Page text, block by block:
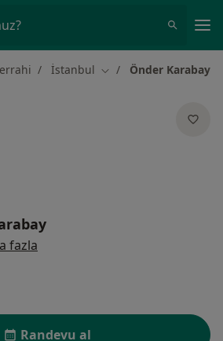
İstanbul Şehir değiştir
Önder Karabay
fazla
Randevu al